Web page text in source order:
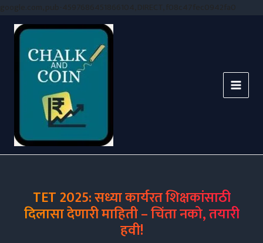
TET 2025: सध्या कार्यरत शिक्षकांसाठी
दिलासा देणारी माहिती – चिंता नको, तयारी
हवी!